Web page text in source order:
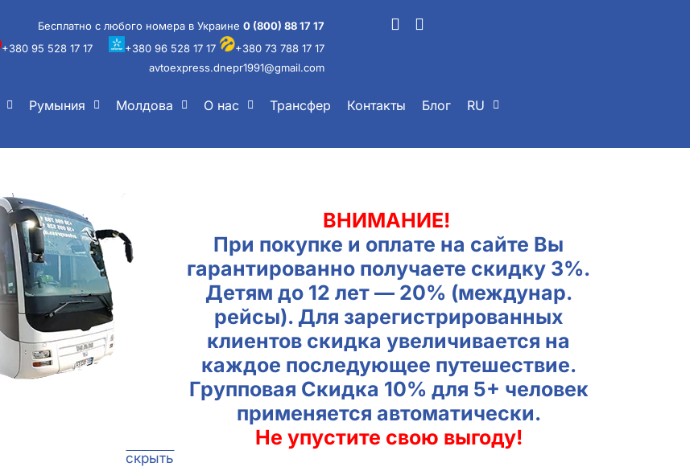
Бесплатно с любого номера в Украине 0 (800) 88 17 17
+380 95 528 17 17 +380 96 528 17 17
+380 73 788 17 17
avtoexpress.dnepr1991@gmail.com
Румыния Молдова О нас Трансфер Контакты Блог RU
ВНИМАНИЕ!
При покупке и оплате на сайте Вы
гарантированно получаете скидку 3%.
Детям до 12 лет — 20% (междунар.
рейсы). Для зарегистрированных
клиентов скидка увеличивается на
каждое последующее путешествие.
Групповая Скидка 10% для 5+ человек
применяется автоматически.
Не упустите свою выгоду!
скрыть